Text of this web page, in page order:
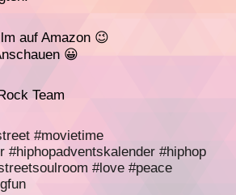
auf Amazon 😉
😀
Team
#movietime
#hiphopadventskalender #hiphop
#love #peace